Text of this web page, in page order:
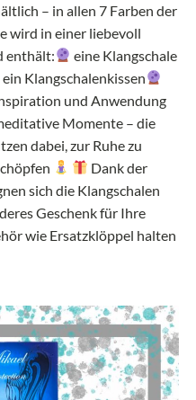
– in allen 7 Farben der
wird in einer liebevoll
enthält:
eine Klangschale
ein Klangschalenkissen
und Anwendung
Momente – die
dabei, zur Ruhe zu
Dank der
sich die Klangschalen
Geschenk für Ihre
wie Ersatzklöppel halten